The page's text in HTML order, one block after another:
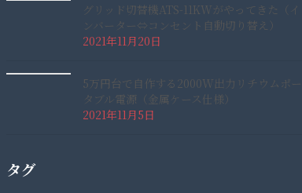
グリッド切替機ATS-11KWがやってきた（イ
ンバーター⇔コンセント自動切り替え）
2021年11月20日
5万円台で自作する2000W出力リチウムポー
タブル電源（金属ケース仕様）
2021年11月5日
タグ